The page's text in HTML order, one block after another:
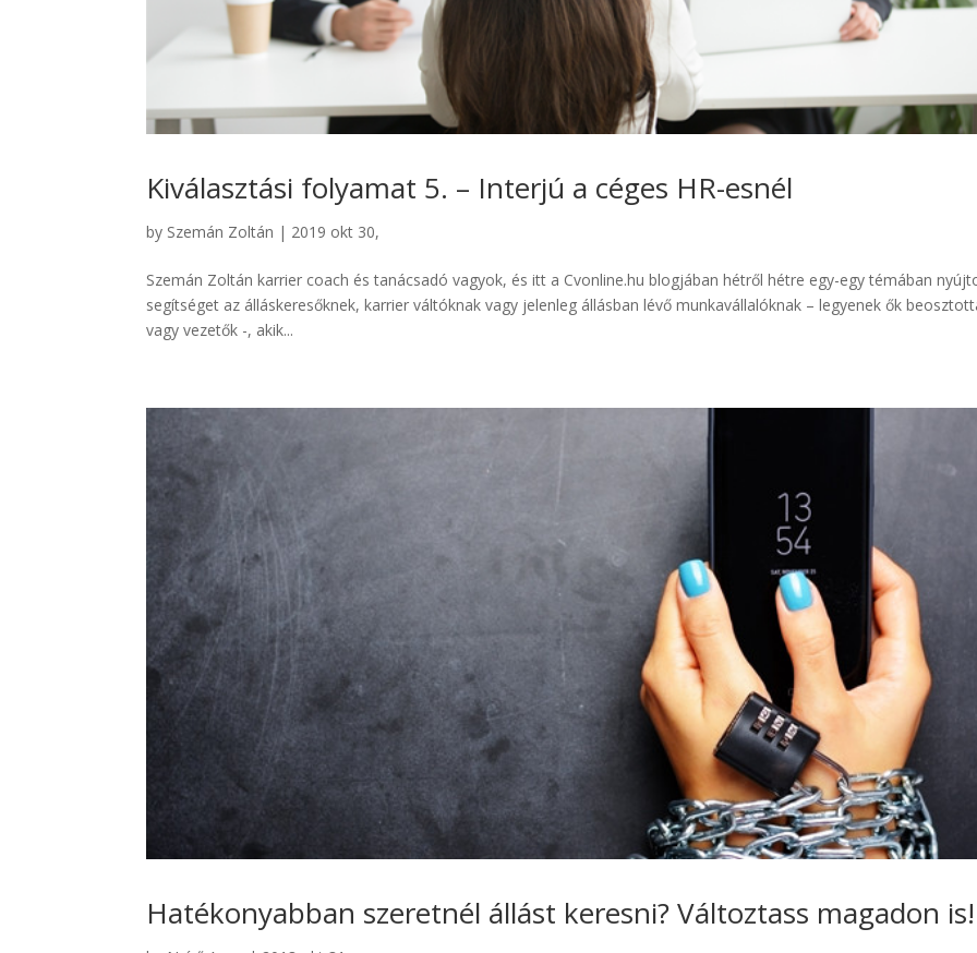
Kiválasztási folyamat 5. – Interjú a céges HR-esnél
by Szemán Zoltán | 2019 okt 30,
Szemán Zoltán karrier coach és tanácsadó vagyok, és itt a Cvonline.hu blogjában hétről hétre egy-egy témában
segítséget az álláskeresőknek, karrier váltóknak vagy jelenleg állásban lévő munkavállalóknak – legyenek ők
vagy vezetők -, akik...
Hatékonyabban szeretnél állást keresni? Változtass magadon is!